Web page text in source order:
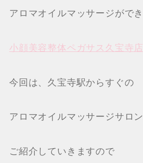
アロマオイルマッサージがで
小顔美容整体ペガサス久宝寺店
今回は、久宝寺駅からすぐの
アロマオイルマッサージサロ
ご紹介していきますので